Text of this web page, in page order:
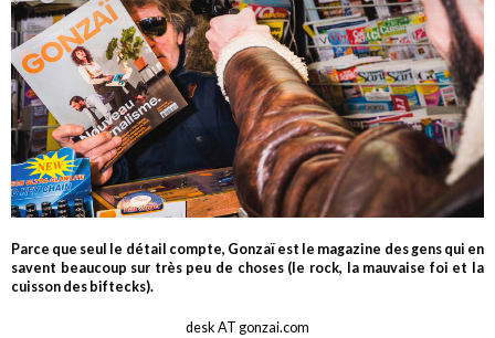
Parce que seul le détail compte, Gonzaï est le magazine des gens qui en
savent beaucoup sur très peu de choses (le rock, la mauvaise foi et la
cuisson des biftecks).
desk AT gonzai.com